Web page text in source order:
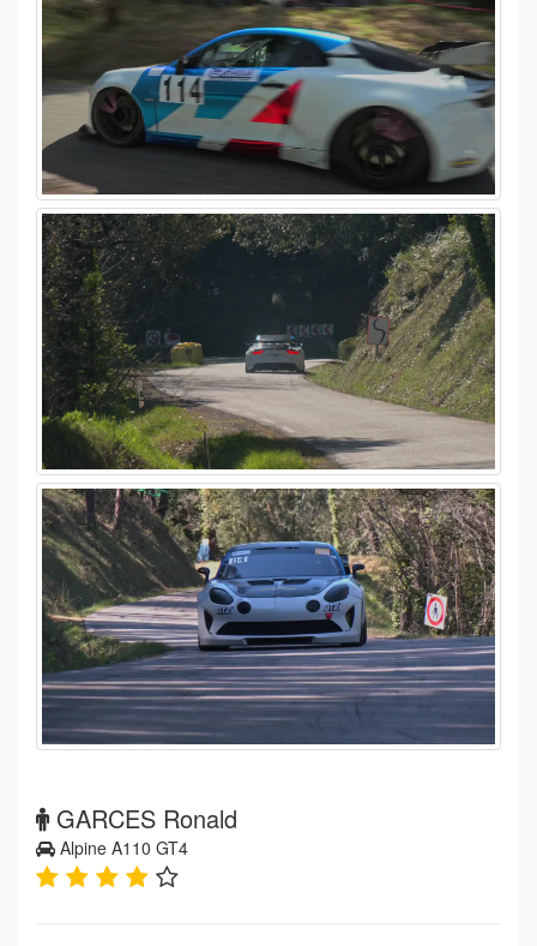
GARCES Ronald
Alpine A110 GT4